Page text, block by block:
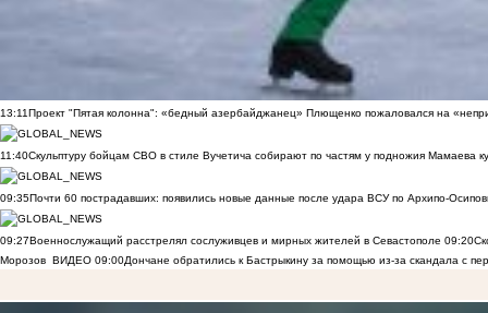
13:11Проект "Пятая колонна": «бедный азербайджанец» Плющенко пожаловался на
11:40Скульптуру бойцам СВО в стиле Вучетича собирают по частям у подножия Мамаева
09:35Почти 60 пострадавших: появились новые данные после удара ВСУ по Архипо-
09:27Военнослужащий расстрелял сослуживцев и мирных жителей в Севастополе 09:20
Морозов
ВИДЕО 09:00Дончане обратились к Бастрыкину за помощью из-за скандала с